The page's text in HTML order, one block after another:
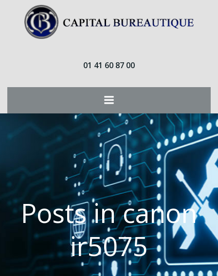
au
contenu
01 41 60 87 00
Posts in canon
ir5075